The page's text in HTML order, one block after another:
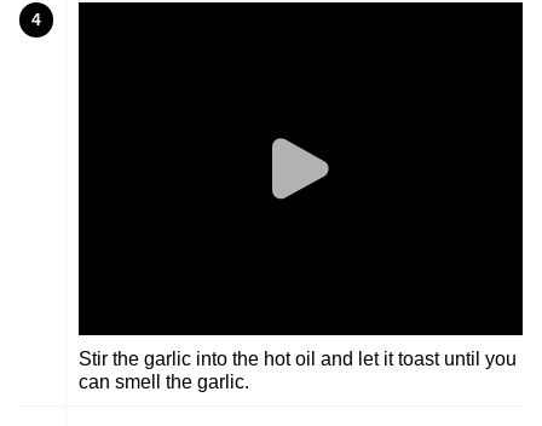
4
Stir the garlic into the hot oil and let it toast until you
can smell the garlic.